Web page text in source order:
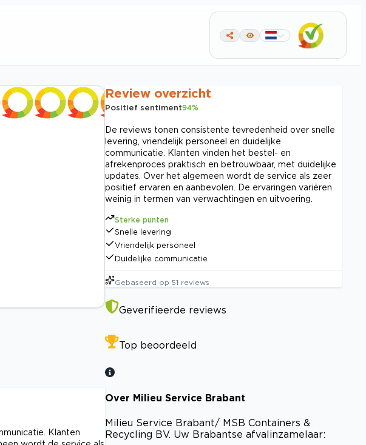
Klanten
Review overzicht
Positief sentiment94%
De reviews tonen consistente tevredenheid over snelle
levering, vriendelijk personeel en duidelijke
communicatie. Klanten vinden het bestel- en
afrekenproces praktisch en betrouwbaar, met duidelijke
updates. Over het algemeen wordt de service als zeer
positief ervaren en aanbevolen. De ervaringen variëren
weinig in termen van verwachtingen en uitvoering.
Sterke punten
Snelle levering
Vriendelijk personeel
Duidelijke communicatie
Gebaseerd op 51 reviews
Geverifieerde reviews
Top beoordeeld
Over Milieu Service Brabant
Milieu Service Brabant/ MSB Containers &
Recycling BV. Uw Brabantse afvalinzamelaar: